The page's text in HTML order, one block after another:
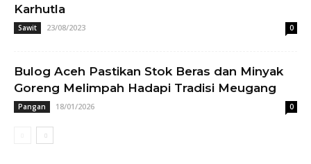
Karhutla
Sawit 23/08/2023 0
Bulog Aceh Pastikan Stok Beras dan Minyak
Goreng Melimpah Hadapi Tradisi Meugang
Pangan 18/01/2026 0